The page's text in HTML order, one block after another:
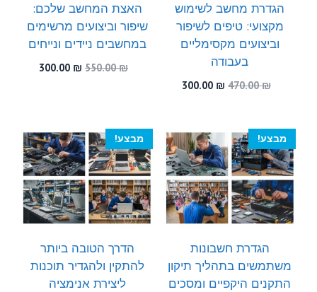
הגדרת מחשב לשימוש
מקצועי: טיפים לשיפור
וביצועים מקסימליים
בעבודה
470.00₪
המחיר
470.00 ₪.
300.00 ₪
300.00 ₪.
האצת המחשב שלכם:
שיפור וביצועים מרשימים
במחשבים ניידים ונייחים
550.00₪
המחיר
300.00 ₪
המחיר
מבצע!
הגדרת חשבונות
משתמשים בתהליך תיקון
התקנים היקפיים ומסכים
מבצע!
הדרך הטובה ביותר
להתקין ולהגדיר תוכנות
ליצירת אנימציה